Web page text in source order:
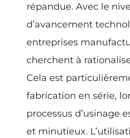
répandue. Avec le
d’avancement
entreprises
cherchent à
Cela est
fabrication en série,
processus d’usinage
et minutieux.